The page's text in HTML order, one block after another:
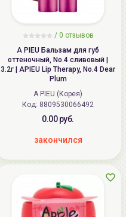
/ 0 отзывов
A PIEU Бальзам для губ
оттеночный, No.4 сливовый |
3.2г | APIEU Lip Therapy, No.4 Dear
Plum
A PIEU (Корея)
Код: 8809530066492
0.00 руб.
закончился